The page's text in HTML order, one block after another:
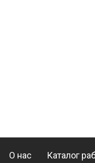
О нас Каталог